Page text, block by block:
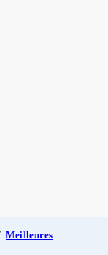
Meilleures